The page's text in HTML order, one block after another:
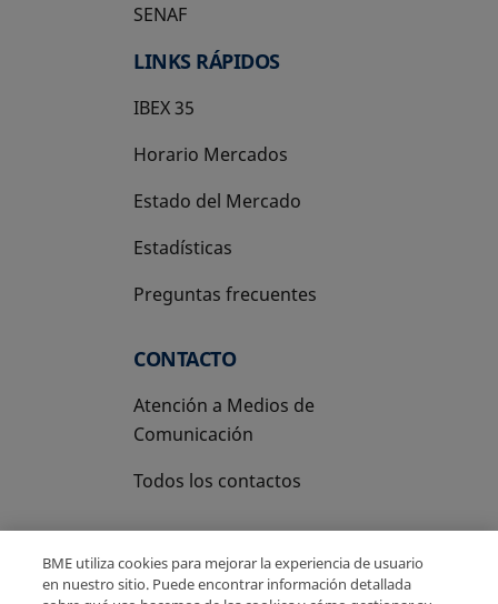
SENAF
LINKS RÁPIDOS
IBEX 35
Horario Mercados
Estado del Mercado
Estadísticas
Preguntas frecuentes
CONTACTO
Atención a Medios de
Comunicación
Todos los contactos
BME utiliza cookies para mejorar la experiencia de usuario
en nuestro sitio. Puede encontrar información detallada